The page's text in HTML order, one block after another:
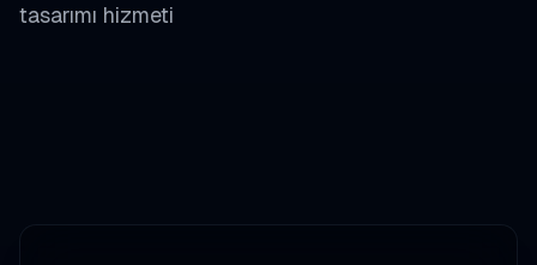
tasarımı hizmeti